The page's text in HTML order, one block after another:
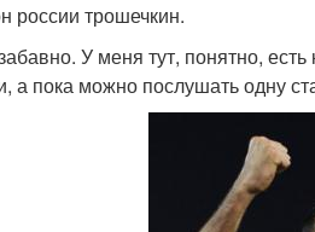
россии трошечкин.
У меня тут, понятно,
а пока можно послушать одну